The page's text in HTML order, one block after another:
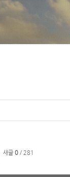
길
새글 0 / 281